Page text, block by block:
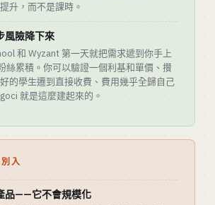
升，而不是課時。
風險降下來
和 Wyzant 第一天就把需求遞到你手上
累積。你可以驗證一個利基和單價、攢
的學生遷到直接收費、費用幾乎全歸自己
就是這麼建起來的。
入
品——它不會規模化